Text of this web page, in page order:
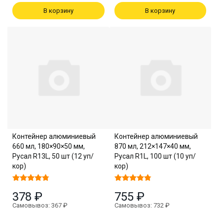
В корзину В корзину
Контейнер алюминиевый
660 мл, 180×90×50 мм,
Русал R13L, 50 шт (12 уп/
кор)
378 ₽
Самовывоз: 367 ₽
Контейнер алюминиевый
870 мл, 212×147×40 мм,
Русал R1L, 100 шт (10 уп/
кор)
755 ₽
Самовывоз: 732 ₽